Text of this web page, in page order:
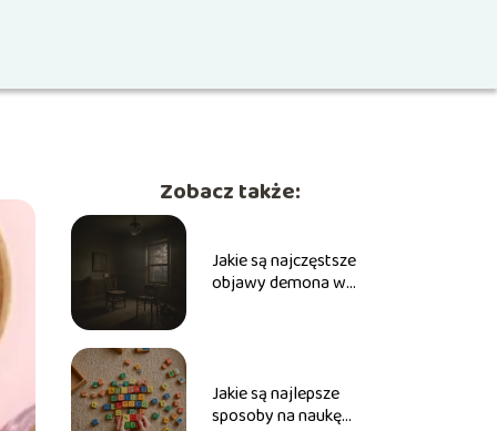
Zobacz także:
Jakie są najczęstsze
objawy demona w
Jakie są najlepsze
sposoby na naukę